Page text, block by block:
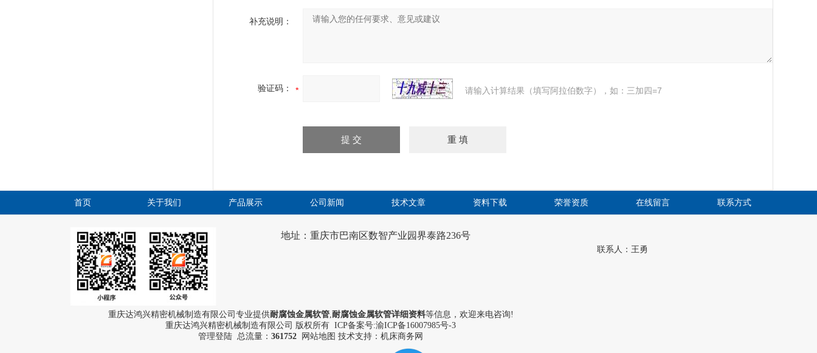
补充说明：
验证码： 请输入计算结果（填写阿拉伯数字），如：三加四=7
首页 关于我们 产品展示 公司新闻 技术文章 资料下载 荣誉资质 在线留言 联系方式
地址：重庆市巴南区数智产业园界泰路236号
联系人：王勇
重庆达鸿兴精密机械制造有限公司专业提供耐腐蚀金属软管,耐腐蚀金属软管详细资料等信息，欢迎来电咨询!
重庆达鸿兴精密机械制造有限公司 版权所有 ICP备案号:渝ICP备16007985号-3
管理登陆 总流量： 361752 网站地图 技术支持：机床商务网